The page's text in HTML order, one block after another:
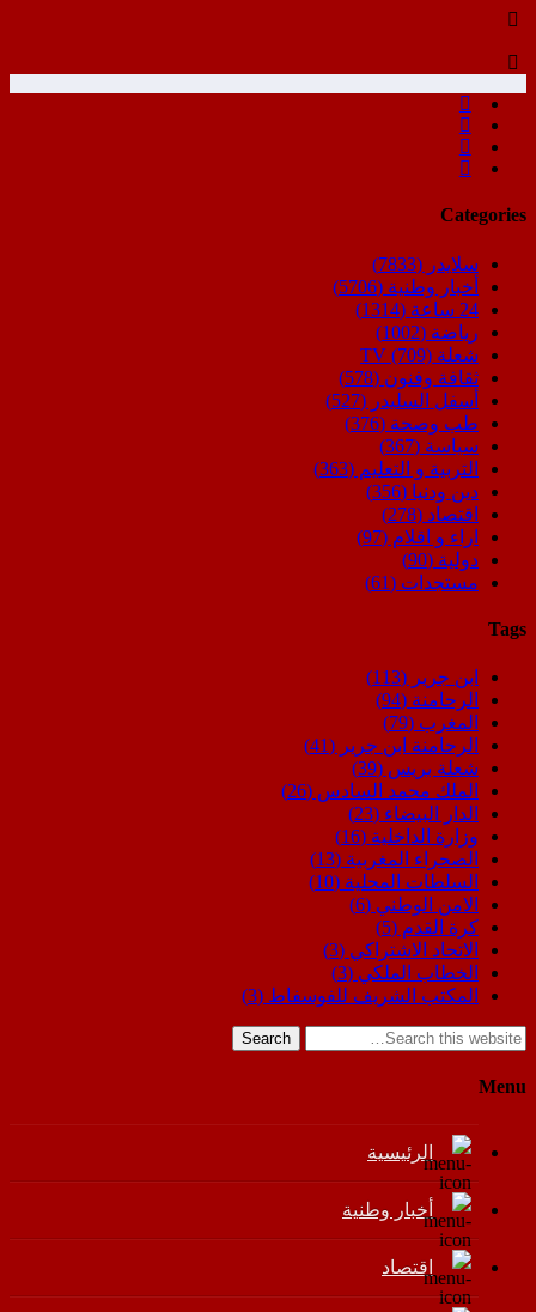
Categories
سلايدر (7833)
أخبار وطنية (5706)
24 ساعة
(1314)
رياضة (1002)
شعلة TV (709)
ثقافة وفنون (578)
أسفل السليدر (527)
طب وصحة (376)
سياسة (367)
التربية و التعليم (363)
دين ودنيا (356)
اقتصاد (278)
اراء و اقلام (97)
دولية (90)
مستجدات (61)
Tags
ابن جرير (113)
الرحامنة (94)
المغرب (79)
الرحامنة ابن جرير (41)
شعلة بريس (39)
الملك محمد السادس (26)
الدار البيضاء (23)
وزارة الداخلية (16)
الصحراء المغربية (13)
السلطات المحلية (10)
الامن الوطني (6)
كرة القدم (5)
الاتحاد الاشتراكي (3)
الخطاب الملكي (3)
المكتب الشريف للفوسفاط (3)
Search
Menu
الرئيسية
أخبار وطنية
اقتصاد